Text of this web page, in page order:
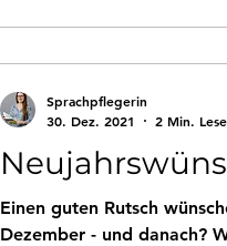
Einen guten Rutsch
Dezember - und danach?
Sprachpflegerin
30. Dez. 2021
2 Min.